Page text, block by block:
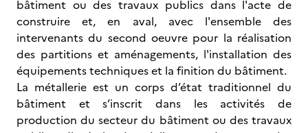
bâtiment ou des travaux publics dans l'acte de
construire et, en aval, avec l'ensemble des
intervenants du second oeuvre pour la réalisation
des partitions et aménagements, l'installation des
équipements techniques et la finition du bâtiment.
La métallerie est un corps d’état traditionnel du
bâtiment et s’inscrit dans les activités de
production du secteur du bâtiment ou des travaux